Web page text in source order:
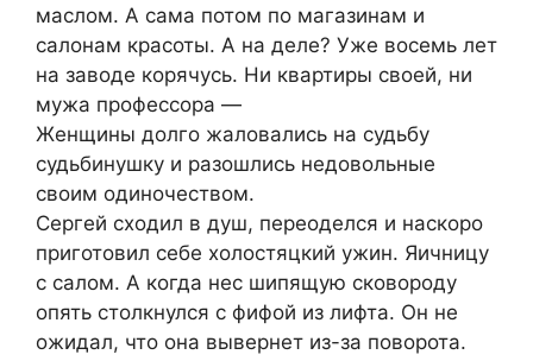
маслом. А сама потом по магазинам и
салонам красоты. А на деле? Уже восемь лет
на заводе корячусь. Ни квартиры своей, ни
мужа профессора —
Женщины долго жаловались на судьбу
судьбинушку и разошлись недовольные
своим одиночеством.
Сергей сходил в душ, переоделся и наскоро
приготовил себе холостяцкий ужин. Яичницу
с салом. А когда нес шипящую сковороду
опять столкнулся с фифой из лифта. Он не
ожидал, что она вывернет из-за поворота.